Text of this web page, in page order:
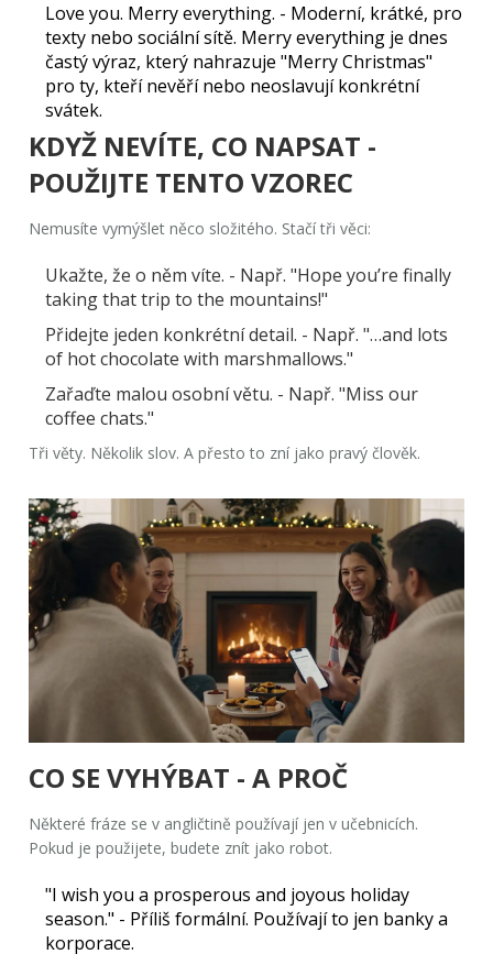
Love you. Merry everything. - Moderní, krátké, pro
texty nebo sociální sítě. Merry everything je dnes
častý výraz, který nahrazuje"Merry Christmas"
pro ty, kteří nevěří nebo neoslavují konkrétní
svátek.
KDYŽ NEVÍTE, CO NAPSAT -
POUŽIJTE TENTO VZOREC
Nemusíte vymýšlet něco složitého. Stačí tři věci:
Ukažte, že o něm víte. - Např."Hope you’re finally
taking that trip to the mountains!"
Přidejte jeden konkrétní detail. - Např."…and lots
of hot chocolate with marshmallows."
Zařaďte malou osobní větu. - Např."Miss our
coffee chats."
Tři věty. Několik slov. A přesto to zní jako pravý člověk.
CO SE VYHÝBAT - A PROČ
Některé fráze se v angličtině používají jen v učebnicích.
Pokud je použijete, budete znít jako robot.
"I wish you a prosperous and joyous holiday
season." - Příliš formální. Používají to jen banky a
korporace.